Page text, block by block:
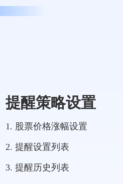
提醒策略设置
1. 股票价格涨幅设置
2. 提醒设置列表
3. 提醒历史列表